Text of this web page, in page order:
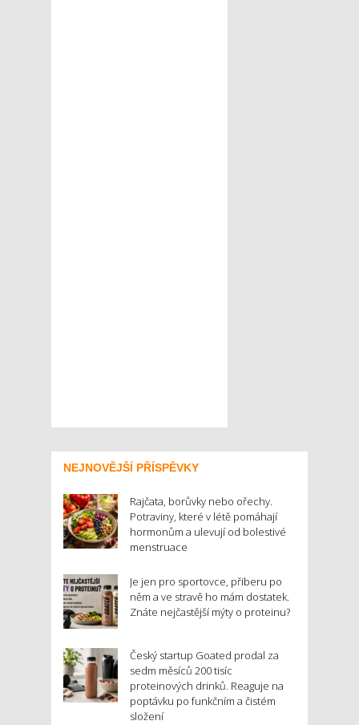
NEJNOVĚJŠÍ PŘÍSPĚVKY
Rajčata, borůvky nebo ořechy.
Potraviny, které v létě pomáhají
hormonům a ulevují od bolestivé
menstruace
Je jen pro sportovce, přiberu po
něm a ve stravě ho mám dostatek.
Znáte nejčastější mýty o proteinu?
Český startup Goated prodal za
sedm měsíců 200 tisíc
proteinových drinků. Reaguje na
poptávku po funkčním a čistém
složení